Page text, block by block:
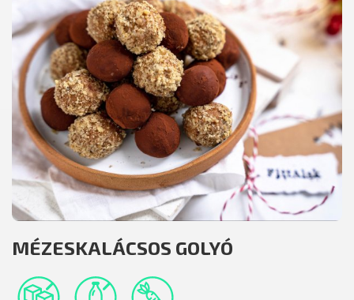
MÉZESKALÁCSOS GOLYÓ